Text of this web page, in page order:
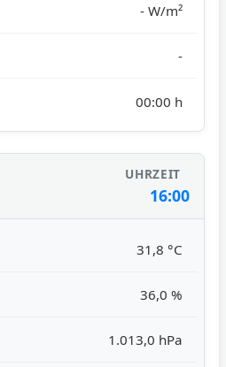
- W/m²
-
00:00 h
16:00
31,8 °C
36,0 %
1.013,0 hPa